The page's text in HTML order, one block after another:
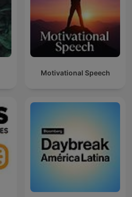
Motivational Speech